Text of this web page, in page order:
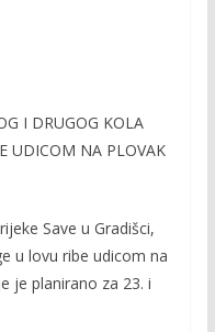
I DRUGOG KOLA
UDICOM NA PLOVAK
rijeke Save u Gradišci,
u lovu ribe udicom na
je planirano za 23. i